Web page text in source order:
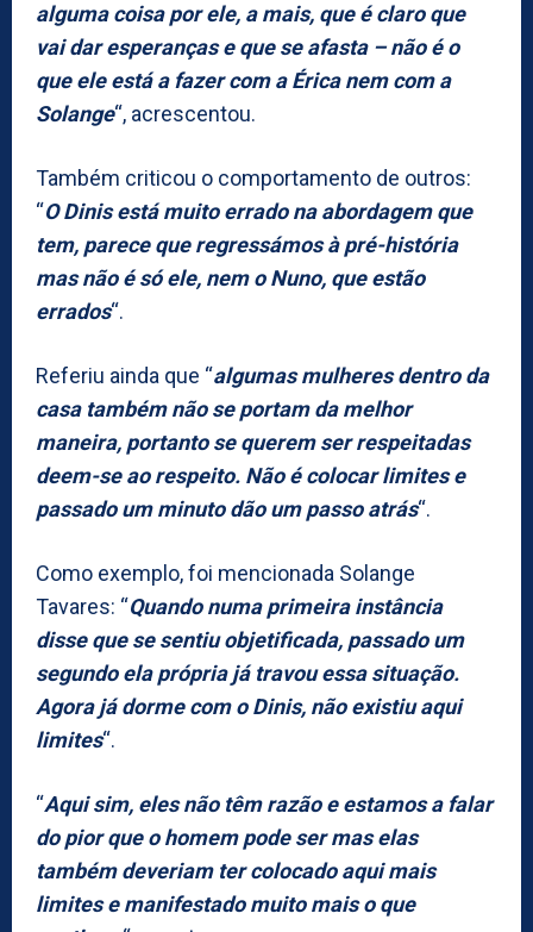
alguma coisa por ele, a mais, que é claro que
vai dar esperanças e que se afasta – não é o
que ele está a fazer com a Érica nem com a
Solange“, acrescentou.
Também criticou o comportamento de outros:
“O Dinis está muito errado na abordagem que
tem, parece que regressámos à pré-história
mas não é só ele, nem o Nuno, que estão
errados“.
Referiu ainda que “algumas mulheres dentro da
casa também não se portam da melhor
maneira, portanto se querem ser respeitadas
deem-se ao respeito. Não é colocar limites e
passado um minuto dão um passo atrás“.
Como exemplo, foi mencionada Solange
Tavares: “Quando numa primeira instância
disse que se sentiu objetificada, passado um
segundo ela própria já travou essa situação.
Agora já dorme com o Dinis, não existiu aqui
limites“.
“Aqui sim, eles não têm razão e estamos a falar
do pior que o homem pode ser mas elas
também deveriam ter colocado aqui mais
limites e manifestado muito mais o que